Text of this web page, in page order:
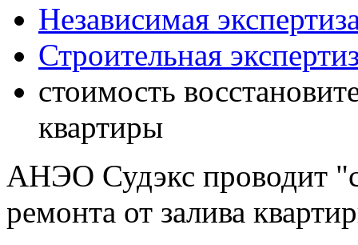
Независимая
Строительная
стоимость
квартиры
АНЭО Судэкс проводит
ремонта от залива